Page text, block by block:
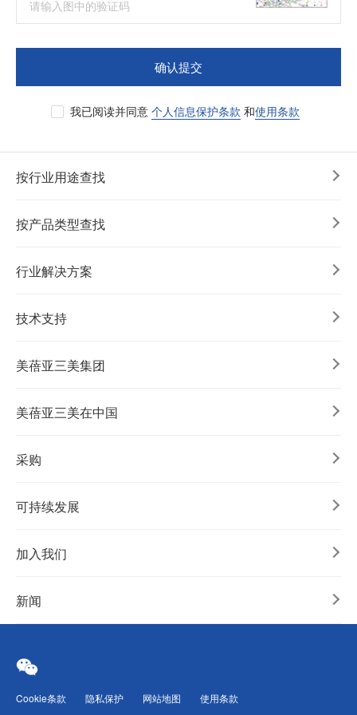
确认提交
我已阅读并同意 个人信息保护条款 和使用条款
按行业用途查找
按产品类型查找
行业解决方案
技术支持
美蓓亚三美集团
美蓓亚三美在中国
采购
可持续发展
加入我们
新闻
Cookie条款 隐私保护 网站地图 使用条款